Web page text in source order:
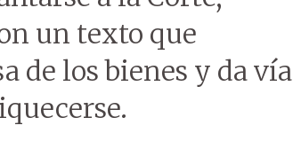
un texto que
de los bienes y da vía